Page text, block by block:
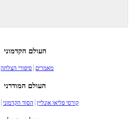
העולם הקדמוני
מאמרים סיפורי הצלחה
העולם המודרני
קורסי פליאו אונליין הסוד הקדמוני